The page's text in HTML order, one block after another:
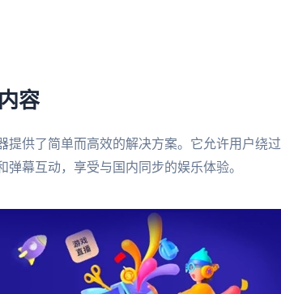
容
供了简单而高效的解决方案。它允许用户绕过
幕互动，享受与国内同步的娱乐体验。